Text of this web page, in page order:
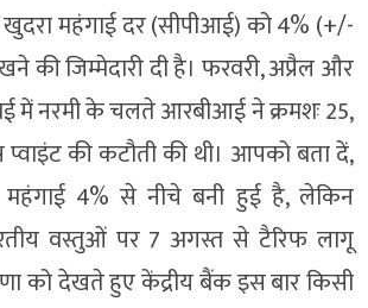
महंगाई दर (सीपीआई) को 4% (+/-
की जिम्मेदारी दी है। फरवरी, अप्रैल और
में नरमी के चलते आरबीआई ने क्रमशः 25,
की कटौती की थी। आपको बता दें,
4% से नीचे बनी हुई है, लेकिन
वस्तुओं पर 7 अगस्त से टैरिफ लागू
को देखते हुए केंद्रीय बैंक इस बार किसी